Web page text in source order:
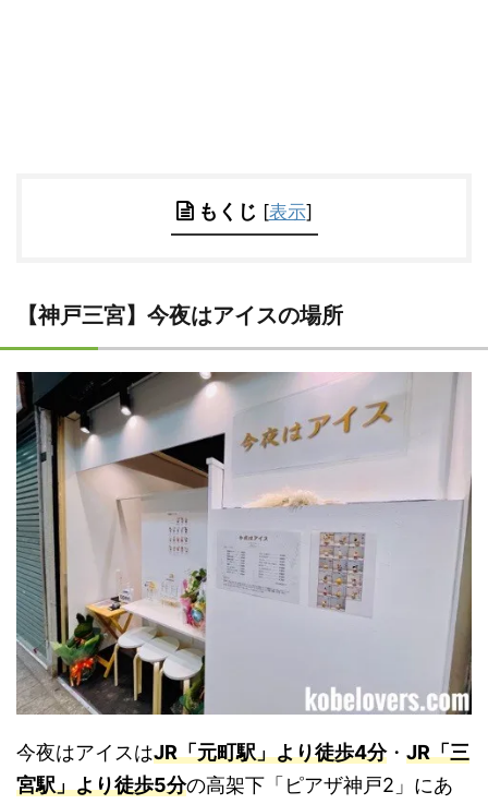
もくじ [表示]
【神戸三宮】今夜はアイスの場所
今夜はアイスはJR「元町駅」より徒歩4分・ JR「三
宮駅」より徒歩5分の高架下「ピアザ神戸2」にあ